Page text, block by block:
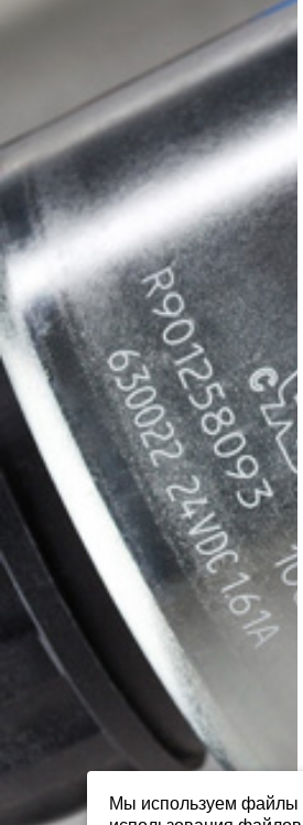
Мы используем файлы